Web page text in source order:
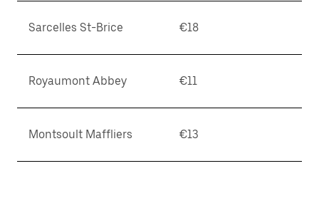
Sarcelles St-Brice €18
Royaumont Abbey €11
Montsoult Maffliers €13